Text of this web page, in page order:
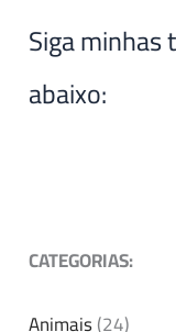
Siga minhas
abaixo:
CATEGORIAS:
Animais(24)